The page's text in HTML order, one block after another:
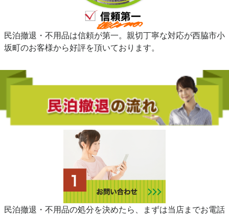
民泊撤退・不用品は信頼が第一。親切丁寧な対応が西脇市小
坂町のお客様から好評を頂いております。
民泊撤退・不用品の処分を決めたら、まずは当店までお電話